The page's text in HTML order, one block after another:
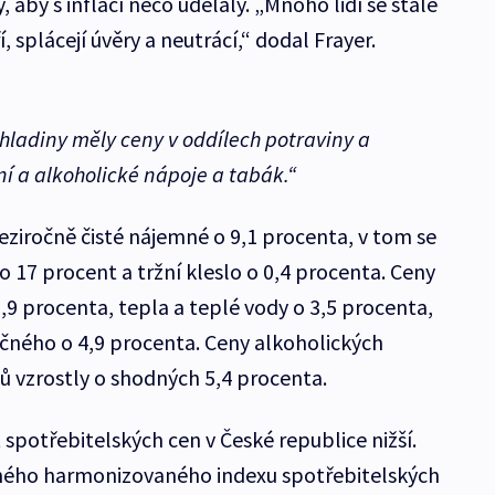
splácejí úvěry a neutrácí,“ dodal Frayer.
měly ceny v oddílech potraviny a
a alkoholické nápoje a tabák.“
čisté nájemné o 9,1 procenta, v tom se
17 procent a tržní kleslo o 0,4 procenta. Ceny
procenta, tepla a teplé vody o 3,5 procenta,
o 4,9 procenta. Ceny alkoholických
vzrostly o shodných 5,4 procenta.
cen v České republice nižší.
harmonizovaného indexu spotřebitelských